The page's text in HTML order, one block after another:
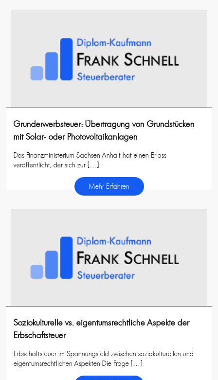
Grunderwerbsteuer: Übertragung von Grundstücken
mit Solar- oder Photovoltaikanlagen
Das Finanzministerium Sachsen-Anhalt hat einen Erlass
veröffentlicht, der sich zur […]
Mehr Erfahren
Soziokulturelle vs. eigentumsrechtliche Aspekte der
Erbschaftsteuer
Erbschaftsteuer im Spannungsfeld zwischen soziokulturellen und
eigentumsrechtlichen Aspekten Die Frage […]